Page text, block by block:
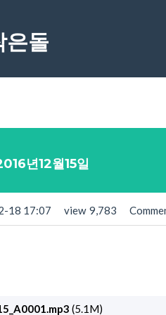
은돌
년12월15일
18 17:07 view 9,783
(5.1M)